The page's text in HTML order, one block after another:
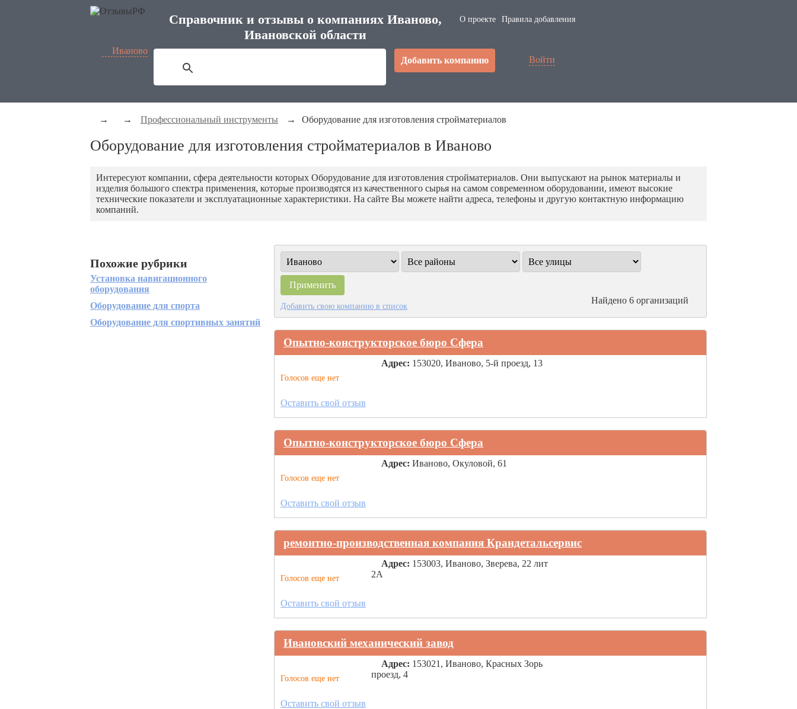
Справочник и отзывы о компаниях Иваново,
Ивановской области
О проекте Правила добавления
Иваново
Добавить компанию
Войти
→ → Профессиональный инструменты → Оборудование для изготовления стройматериалов
Оборудование для изготовления стройматериалов в Иваново
Интересуют компании, сфера деятельности которых Оборудование для изготовления стройматериалов. Они выпускают на рынок материалы и
изделия большого спектра применения, которые производятся из качественного сырья на самом современном оборудовании, имеют высокие
технические показатели и эксплуатационные характеристики. На сайте Вы можете найти адреса, телефоны и другую контактную информацию
компаний.
Добавить свою компанию в список
Найдено 6 организаций
Опытно-конструкторское бюро Сфера
Голосов еще нет
Адрес: 153020, Иваново, 5-й проезд, 13
Оставить свой отзыв
Опытно-конструкторское бюро Сфера
Голосов еще нет
Адрес: Иваново, Окуловой, 61
Оставить свой отзыв
ремонтно-производственная компания Крандетальсервис
Голосов еще нет
Адрес: 153003, Иваново, Зверева, 22 лит
2А
Оставить свой отзыв
Ивановский механический завод
Голосов еще нет
Адрес: 153021, Иваново, Красных Зорь
проезд, 4
Оставить свой отзыв
Похожие рубрики
Установка навигационного
оборудования
Оборудование для спорта
Оборудование для спортивных занятий